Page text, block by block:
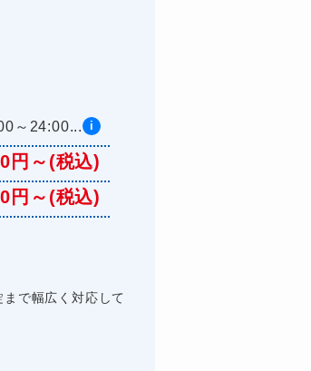
～24:00... i
円～(税込)
円～(税込)
で幅広く対応して